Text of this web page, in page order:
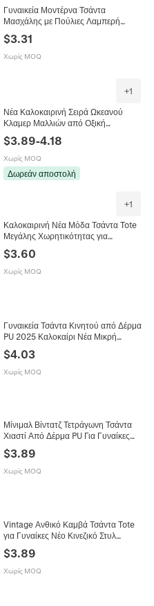
Γυναικεία Μοντέρνα Τσάντα
Μασχάλης με Πούλιες Λαμπερή
Τσάντα Ώμου με Glitter Κομψή
Τσάντα Χειρός Πάρτι με Φερμουάρ
2024 Καλοκαιρινή Τάση Μονόχρωμη
$3.31
Χωρίς MOQ
+1
Νέα Καλοκαιρινή Σειρά Ωκεανού
Κλαμερ Μαλλιών από Οξική
Κυτταρίνη Ιππόκαμπος Μέδουσα
Κοχύλι Αστερίας Γκλίτερ Αξεσουάρ
Μαλλιών για Γυναίκες
$3.89-4.18
Χωρίς MOQ
Δωρεάν αποστολή
+1
Καλοκαιρινή Νέα Μόδα Τσάντα Tote
Μεγάλης Χωρητικότητας για
Γυναίκες από Δέρμα PU Πλισέ Υφή
Τσάντα Ώμου με Μαντήλι
$3.60
Χωρίς MOQ
Γυναικεία Τσάντα Κινητού από Δέρμα
PU 2025 Καλοκαίρι Νέα Μικρή
Τετράγωνη Τσάντα Χιαστί Με Λαβή
Χρυσή Μεταλλική Κλειδαριά
$4.03
Χωρίς MOQ
Μίνιμαλ Βίντατζ Τετράγωνη Τσάντα
Χιαστί Από Δέρμα PU Για Γυναίκες
Καλοκαιρινή Τάση Μονόχρωμη
Τσάντα Ώμου Με Χρυσή Μεταλλική
Κλειδαριά
$3.89
Χωρίς MOQ
Vintage Ανθικό Καμβά Τσάντα Tote
για Γυναίκες Νέο Κινεζικό Στυλ
Μινιμαλιστική Καλοκαιρινή Τσάντα
Χειρός
$3.89
Χωρίς MOQ